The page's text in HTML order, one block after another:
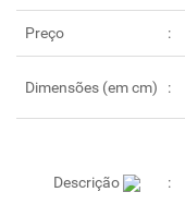
Preço
Dimensões (em cm)
Descrição